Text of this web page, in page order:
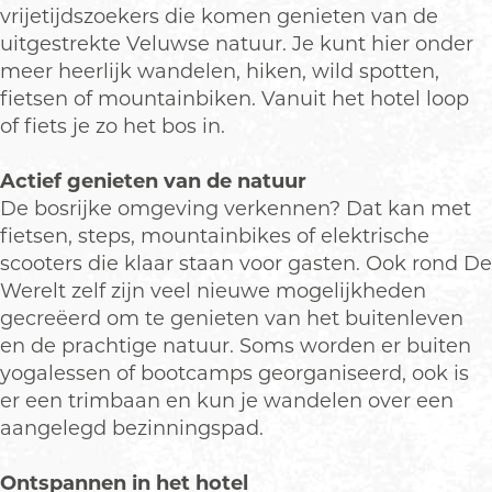
l
t
l
t
o
p
u
p
m
t
v
e
r
g
r
o
t
e
a
b
vrijetijdszoekers die komen genieten van de
uitgestrekte Veluwse natuur. Je kunt hier onder
meer heerlijk wandelen, hiken, wild spotten,
fietsen of mountainbiken. Vanuit het hotel loop
of fiets je zo het bos in.
Actief genieten van de natuur
De bosrijke omgeving verkennen? Dat kan met
fietsen, steps, mountainbikes of elektrische
scooters die klaar staan voor gasten. Ook rond De
Werelt zelf zijn veel nieuwe mogelijkheden
gecreëerd om te genieten van het buitenleven
en de prachtige natuur. Soms worden er buiten
yogalessen of bootcamps georganiseerd, ook is
er een trimbaan en kun je wandelen over een
aangelegd bezinningspad.
Ontspannen in het hotel